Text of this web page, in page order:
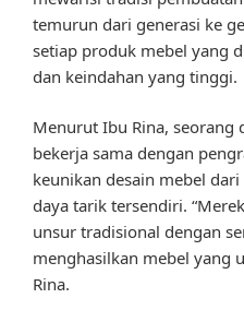
temurun dari generasi ke
setiap produk mebel yang
dan keindahan yang tinggi.
Menurut Ibu Rina, seorang
bekerja sama dengan
keunikan desain mebel
daya tarik tersendiri.
unsur tradisional dengan
menghasilkan mebel yang
Rina.